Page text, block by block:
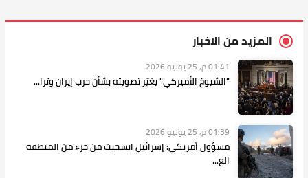
المزيد من الاخبار
01:41 م, 25 يونيو 2026
"الشيوخ الأميركي" يغيّر تصويته بشأن حرب إيران وترا...
01:39 م, 25 يونيو 2026
مسؤول أمريكي: إسرائيل انسحبت من جزء من المنطقة
الع...